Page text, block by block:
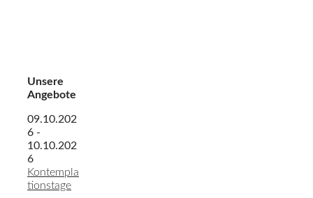
Unsere
Angebote
09.10.202
6 -
10.10.202
6
Kontempla
tionstage